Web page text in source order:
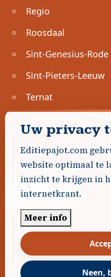
Regio
Roosdaal
Sint-Genesius-Rode
Sint-Pieters-Leeuw
Ternat
Geen advertenties
Uw advertentie hier?
Word Partner!
© 2026 Editiepajot.com
|Disclaimer
Gerealiseerd
Uw privacy
Editiepajot.com
website optimaal te
inzicht te krijgen in
internetkrant.
Meer info
Neen,